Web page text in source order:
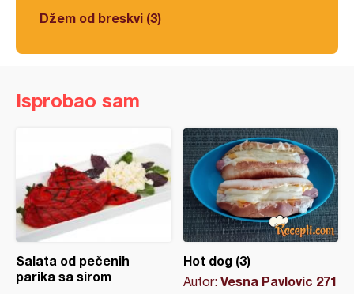
Džem od breskvi (3)
Isprobao sam
Salata od pečenih
parika sa sirom
Hot dog (3)
Autor: Vesna Pavlovic 271